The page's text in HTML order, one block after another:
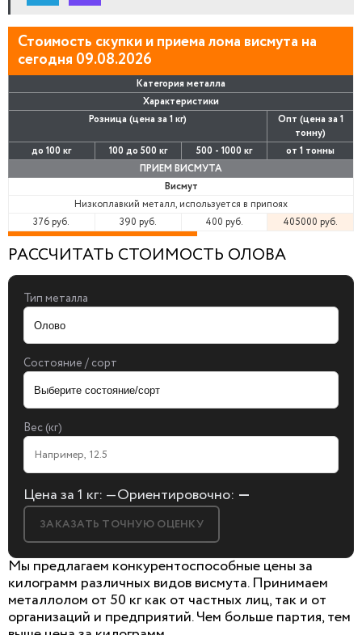
Стоимость скупки и приема лома висмута на
сегодня 09.08.2026
Категория металла
Характеристики
Розница (цена за 1 кг)
Опт (цена за 1
тонну)
до 100 кг
100 до 500 кг 500 - 1000 кг
от 1 тонны
ПРИЕМ ВИСМУТА
Висмут
Низкоплавкий металл, используется в припоях
376 руб.
390 руб. 400 руб. 405000 руб.
РАССЧИТАТЬ СТОИМОСТЬ ОЛОВА
Тип металла
Состояние / сорт
Вес (кг)
Цена за 1 кг: —Ориентировочно: —
ЗАКАЗАТЬ ТОЧНУЮ ОЦЕНКУ
БЕСПЛАТНАЯ КОНСУЛЬТАЦИЯ
Мы предлагаем конкурентоспособные цены за
килограмм различных видов висмута. Принимаем
металлолом от 50 кг как от частных лиц, так и от
организаций и предприятий. Чем больше партия, тем